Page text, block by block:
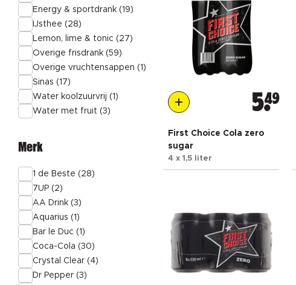
Energy & sportdrank (19)
IJsthee (28)
Lemon, lime & tonic (27)
Overige frisdrank (59)
Overige vruchtensappen (1)
Sinas (17)
Water koolzuurvrij (1)
Water met fruit (3)
Merk
1 de Beste (28)
7UP (2)
AA Drink (3)
Aquarius (1)
Bar le Duc (1)
Coca-Cola (30)
Crystal Clear (4)
Dr Pepper (3)
549
First Choice Cola zero
sugar
4 x 1,5 liter